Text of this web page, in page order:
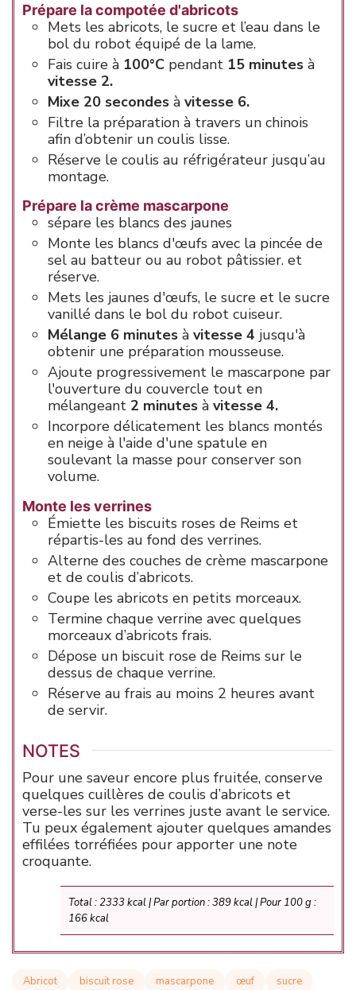
Prépare la compotée d'abricots
Mets les abricots, le sucre et l’eau dans le
bol du robot équipé de la lame.
Fais cuire à 100°C pendant 15 minutes à
vitesse 2.
Mixe 20 secondes à vitesse 6.
Filtre la préparation à travers un chinois
afin d’obtenir un coulis lisse.
Réserve le coulis au réfrigérateur jusqu’au
montage.
Prépare la crème mascarpone
sépare les blancs des jaunes
Monte les blancs d'œufs avec la pincée de
sel au batteur ou au robot pâtissier. et
réserve.
Mets les jaunes d'œufs, le sucre et le sucre
vanillé dans le bol du robot cuiseur.
Mélange 6 minutes à vitesse 4 jusqu'à
obtenir une préparation mousseuse.
Ajoute progressivement le mascarpone par
l'ouverture du couvercle tout en
mélangeant 2 minutes à vitesse 4.
Incorpore délicatement les blancs montés
en neige à l'aide d'une spatule en
soulevant la masse pour conserver son
volume.
Monte les verrines
Émiette les biscuits roses de Reims et
répartis-les au fond des verrines.
Alterne des couches de crème mascarpone
et de coulis d’abricots.
Coupe les abricots en petits morceaux.
Termine chaque verrine avec quelques
morceaux d’abricots frais.
Dépose un biscuit rose de Reims sur le
dessus de chaque verrine.
Réserve au frais au moins 2 heures avant
de servir.
NOTES
Pour une saveur encore plus fruitée, conserve
quelques cuillères de coulis d’abricots et
verse-les sur les verrines juste avant le service.
Tu peux également ajouter quelques amandes
effilées torréfiées pour apporter une note
croquante.
Total : 2333 kcal | Par portion : 389 kcal | Pour 100 g :
166 kcal
Abricot biscuit rose mascarpone œuf
sucre